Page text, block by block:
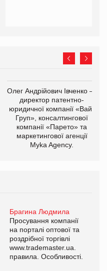
Олег Андрійович Івченко —
директор патентно-
юридичної компанії «Вайз
Груп», консалтингової
компанії «Парето» та
маркетингової агенції
Myka Agency.
Брагина Людмила
Просування компанії
на порталі оптової та
роздрібної торгівлі
www.trademaster.ua.
правила. Особливості.